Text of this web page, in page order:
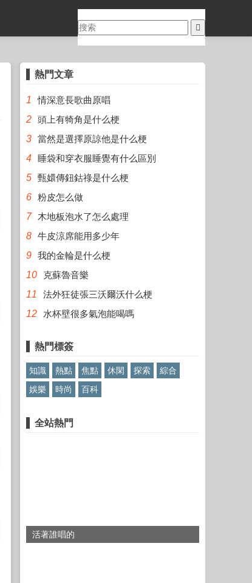
熱門文章
1
情深意長歌曲原唱
2 頭上有犄角是什么梗
3 當然是選擇原諒他是什么梗
4 睡袋和穿衣服睡覺有什么區別
5 甄嬛傳鈕鈷祿是什么梗
6 粉皮怎么做
7
木地板泡水了怎么處理
8 牛皮涼席能用多少年
9 我的金輪是什么梗
10
克蘇魯音樂
11
法外狂徒張三沃爾沃什么梗
12
水杯壁很多氣泡能喝嗎
熱門標簽
知識 熱點 焦點 休閑 探索
綜合
娛樂
時尚 百科
全站熱門
活著誰唱的